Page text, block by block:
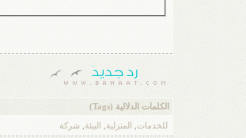
الكلمات الدلالية (Tags)
للخدمات المنزلية البيئة ,شركة